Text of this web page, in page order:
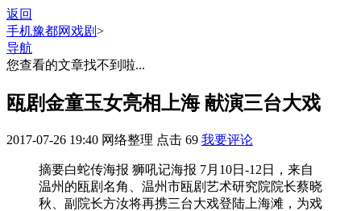
返回
手机豫都网 戏剧>
导航
您查看的文章找不到啦...
瓯剧金童玉女亮相上海 献演三台大戏
2017-07-26 19:40 网络整理 点击 69 我要评论
摘要白蛇传海报 狮吼记海报 7月10日-12日，来自
温州的瓯剧名角、温州市瓯剧艺术研究院院长蔡晓
秋、副院长方汝将再携三台大戏登陆上海滩，为戏